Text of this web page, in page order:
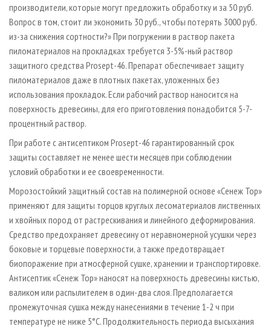
производители, которые могут предложить обработку и за 50 руб.
Вопрос в том, стоит ли экономить 30 руб., чтобы потерять 3000 руб.
из-за снижения сортности?» При погружении в раствор пакета
пиломатериалов на прокладках требуется 3-5%-ный раствор
защитного средства Prosept-46. Препарат обеспечивает защиту
пиломатериалов даже в плотных пакетах, уложенных без
использования прокладок. Если рабочий раствор наносится на
поверхность древесины, для его приготовления понадобится 5-7-
процентный раствор.
При работе с антисептиком Prosept-46 гарантированный срок
защиты составляет не менее шести месяцев при соблюдении
условий обработки и ее своевременности.
Морозостойкий защитный состав на полимерной основе «Сенеж Тор»
применяют для защиты торцов круглых лесоматериалов лиственных
и хвойных пород от растрескивания и линейного деформирования.
Средство предохраняет древесину от неравномерной усушки через
боковые и торцевые поверхности, а также предотвращает
биопоражение при атмосферной сушке, хранении и транспортировке.
Антисептик «Сенеж Тор» наносят на поверхность древесины кистью,
валиком или распылителем в один-два слоя. Предполагается
промежуточная сушка между нанесениями в течение 1-2 ч при
температуре не ниже 5°С. Продолжительность периода высыхания